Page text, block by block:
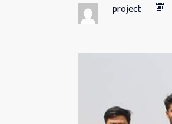
project